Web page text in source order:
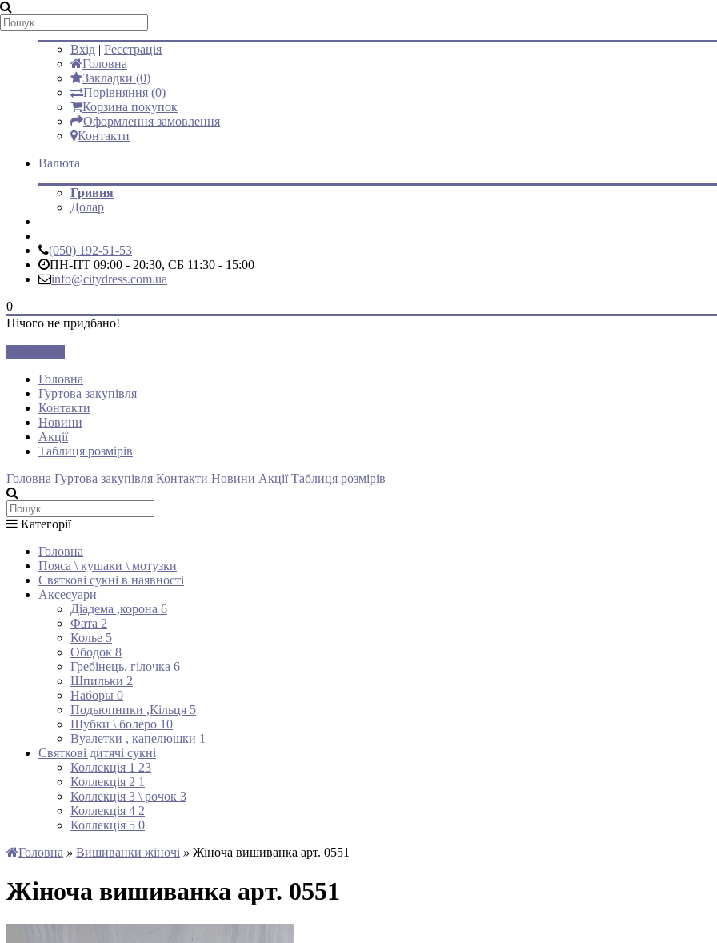
Мій аккаунт
Вхід | Реєстрація
Головна
Закладки (0)
Порівняння (0)
Корзина покупок
Оформлення замовлення
Контакти
Валюта
Гривня
Долар
(050) 192-51-53
ПН-ПТ 09:00 - 20:30, СБ 11:30 - 15:00
info@citydress.com.ua
0
Нічого не придбано!
Головна
Гуртова закупівля
Контакти
Новини
Акції
Таблиця розмірів
Головна Гуртова закупівля Контакти Новини Акції Таблиця розмірів
Категорії
Головна
Пояса \ кушаки \ мотузки
Святкові сукні в наявності
Аксесуари
Діадема ,корона 6
Фата 2
Колье 5
Ободок 8
Гребінець, гілочка 6
Шпильки 2
Наборы 0
Подьюпники ,Кільця 5
Шубки \ болеро 10
Вуалетки , капелюшки 1
Святкові дитячі сукні
Коллекція 1 23
Коллекція 2 1
Коллекція 3 \ рочок 3
Коллекція 4 2
Коллекція 5 0
Головна » Вишиванки жіночі » Жіноча вишиванка арт. 0551
Жіноча вишиванка арт. 0551